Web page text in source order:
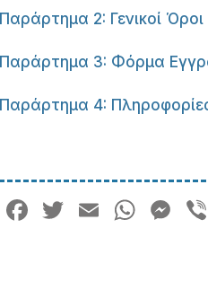
Παράρτημα 2: Γενικοί
Παράρτημα 3: Φόρμα
Παράρτημα 4:
Facebook
Twitter
Email